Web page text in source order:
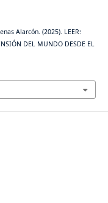
Alarcón. (2025). LEER:
DEL MUNDO DESDE EL